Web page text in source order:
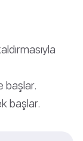
başlar.
başlar.